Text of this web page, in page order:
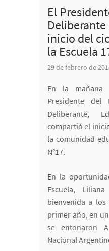
El
inicio del
la Escuela
29 de febrero de
En la
Presidente del
Deliberante,
compartió el
la comunidad
N°17.
En la
Escuela,
bienvenida a
primer año, en
se entonaron
Nacional